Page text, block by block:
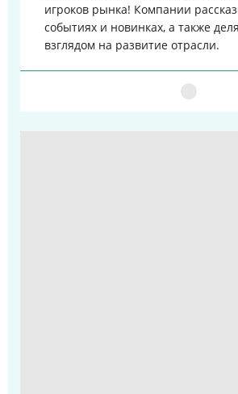
игроков рынка! Компании
событиях и новинках, а также
взглядом на развитие отрасли.